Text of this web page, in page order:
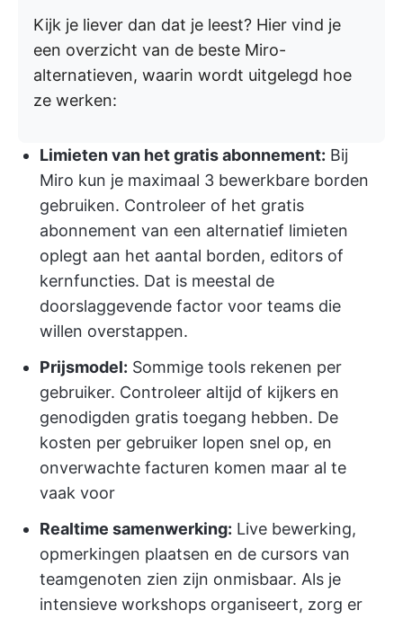
Kijk je liever dan dat je leest? Hier vind je
een overzicht van de beste Miro-
alternatieven, waarin wordt uitgelegd hoe
ze werken:
Limieten van het gratis abonnement: Bij
Miro kun je maximaal 3 bewerkbare borden
gebruiken. Controleer of het gratis
abonnement van een alternatief limieten
oplegt aan het aantal borden, editors of
kernfuncties. Dat is meestal de
doorslaggevende factor voor teams die
willen overstappen.
Prijsmodel: Sommige tools rekenen per
gebruiker. Controleer altijd of kijkers en
genodigden gratis toegang hebben. De
kosten per gebruiker lopen snel op, en
onverwachte facturen komen maar al te
vaak voor
Realtime samenwerking: Live bewerking,
opmerkingen plaatsen en de cursors van
teamgenoten zien zijn onmisbaar. Als je
intensieve workshops organiseert, zorg er